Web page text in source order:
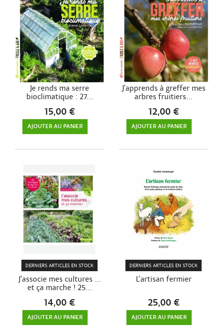
Je rends ma serre
bioclimatique : 27...
15,00 €
AJOUTER AU PANIER
J’apprends à greffer mes
arbres fruitiers...
12,00 €
AJOUTER AU PANIER
J’associe mes cultures …
et ça marche ! 25...
DERNIERS ARTICLES EN STOCK
14,00 €
AJOUTER AU PANIER
L'artisan fermier
DERNIERS ARTICLES EN STOCK
25,00 €
AJOUTER AU PANIER